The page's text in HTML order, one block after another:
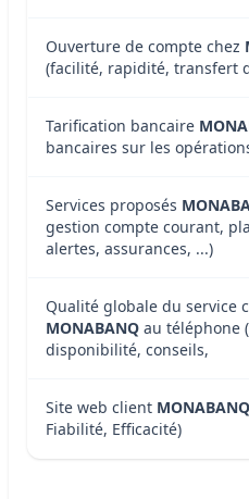
Ouverture de compte chez
(facilité, rapidité, transfert
Tarification bancaire
bancaires sur les
Services proposés
gestion compte courant,
alertes, assurances, ...)
Qualité globale du service
MONABANQ au téléphone
disponibilité, conseils,
Site web client MONABANQ
Fiabilité, Efficacité)